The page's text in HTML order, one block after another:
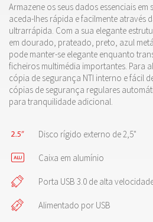
Armazene os seus dados essenciais
aceda-lhes rápida e facilmente através
ultrarrápida. Com a sua elegante
em dourado, prateado, preto, azul
pode manter-se elegante enquanto
ficheiros multimédia importantes. Para
cópia de segurança NTI interno e fácil
cópias de segurança regulares
para tranquilidade adicional.
Disco rígido externo de 2,5"
Caixa em alumínio
Porta USB 3.0 de alta
Alimentado por USB